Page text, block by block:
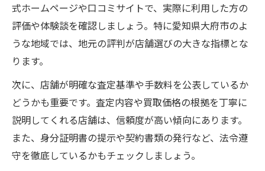
式ホームページや口コミサイトで、実際に利用した方の
評価や体験談を確認しましょう。特に愛知県大府市のよ
うな地域では、地元の評判が店舗選びの大きな指標とな
ります。
次に、店舗が明確な査定基準や手数料を公表しているか
どうかも重要です。査定内容や買取価格の根拠を丁寧に
説明してくれる店舗は、信頼度が高い傾向にあります。
また、身分証明書の提示や契約書類の発行など、法令遵
守を徹底しているかもチェックしましょう。